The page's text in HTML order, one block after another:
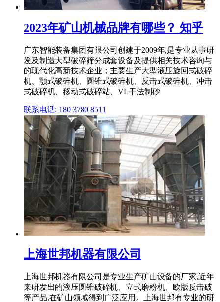
2023年矿山机械品牌有哪些？ 知乎
广东智能装备集团有限公司创建于2009年,是专业从事研
发及制造大型破碎筛分成套设备及提供相关技术咨询与
的现代化高新技术企业；主要生产大型液压旋回式破碎
机、颚式破碎机、圆锥式破碎机、反击式破碎机、冲击
式破碎机、移动式破碎站、VL干法制砂
联系电话: 180 3780 8511
上海世邦机器有限公司
上海世邦机器有限公司是专业生产矿山设备的厂家,近年
来研发出的液压圆锥破碎机、立式磨粉机、欧版反击破
等产品,在矿山领域得到广泛应用。上海世邦有专业的研